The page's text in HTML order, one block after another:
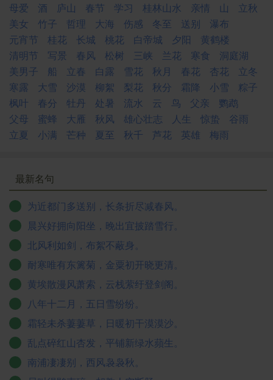
母爱
酒 庐山 春节 学习 桂林山水 亲情 山
立秋
美女
竹子 哲理 大海 伤感 冬至 送别
瀑布
元宵节
桂花 长城 桃花 白帝城 夕阳
黄鹤楼
清明节
写景 春风 松树 三峡 兰花 寒食
洞庭湖
美男子
船 立春 白露 雪花 秋月 春花 杏花
立冬
寒露
大雪 沙漠 柳絮 梨花 秋分 霜降 小雪
粽子
枫叶
春分 牡丹 处暑 流水 云 鸟 父亲
鹦鹉
父母
蜜蜂 大雁 秋风 雄心壮志 人生 惊蛰
谷雨
立夏
小满 芒种 夏至 秋千 芦花 英雄 梅雨
最新名句
为近都门多送别，长条折尽减春风。
晨兴好拥向阳坐，晚出宜披踏雪行。
北风利如剑，布絮不蔽身。
耐寒唯有东篱菊，金粟初开晓更清。
黄埃散漫风萧索，云栈萦纡登剑阁。
八年十二月，五日雪纷纷。
霜轻未杀萋萋草，日暖初干漠漠沙。
乱点碎红山杏发，平铺新绿水蘋生。
南浦凄凄别，西风袅袅秋。